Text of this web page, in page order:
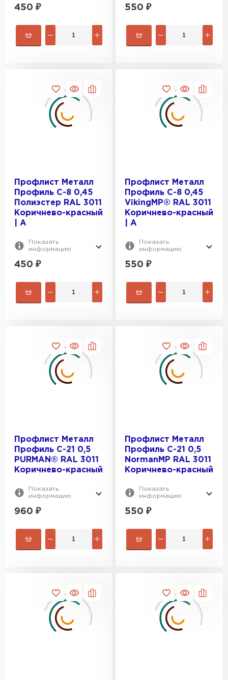
450 ₽ 550 ₽
Профлист Металл
Профиль С-8 0,45
Полиэстер RAL 3011
Коричнево-красный
| A
Показать
информацию
450 ₽
Профлист Металл
Профиль С-8 0,45
VikingMP® RAL 3011
Коричнево-красный
| A
Показать
информацию
550 ₽
Профлист Металл
Профиль С-21 0,5
PURMAN® RAL 3011
Коричнево-красный
Показать
информацию
960 ₽
Профлист Металл
Профиль С-21 0,5
NormanMP RAL 3011
Коричнево-красный
Показать
информацию
550 ₽
Профилированный лист
ПЕРЕЙТИ